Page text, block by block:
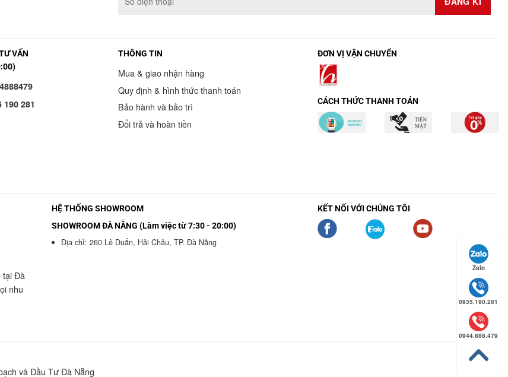
VẤN
190 281
THÔNG TIN
Mua & giao nhận hàng
Quy định & hình thức thanh toán
Bảo hành và bảo trì
Đổi trả và hoàn tiền
ĐƠN VỊ VẬN CHUYỂN
CÁCH THỨC THANH TOÁN
tại Đà
nhu
HỆ THỐNG SHOWROOM
SHOWROOM ĐÀ NẴNG (Làm việc từ 7:30 - 20:00)
Địa chỉ: 260 Lê Duẩn, Hải Châu, TP. Đà Nẵng
KẾT NỐI VỚI CHÚNG TÔI
và Đầu Tư Đà Nẵng
Zalo
0935.190.281
0944.888.479